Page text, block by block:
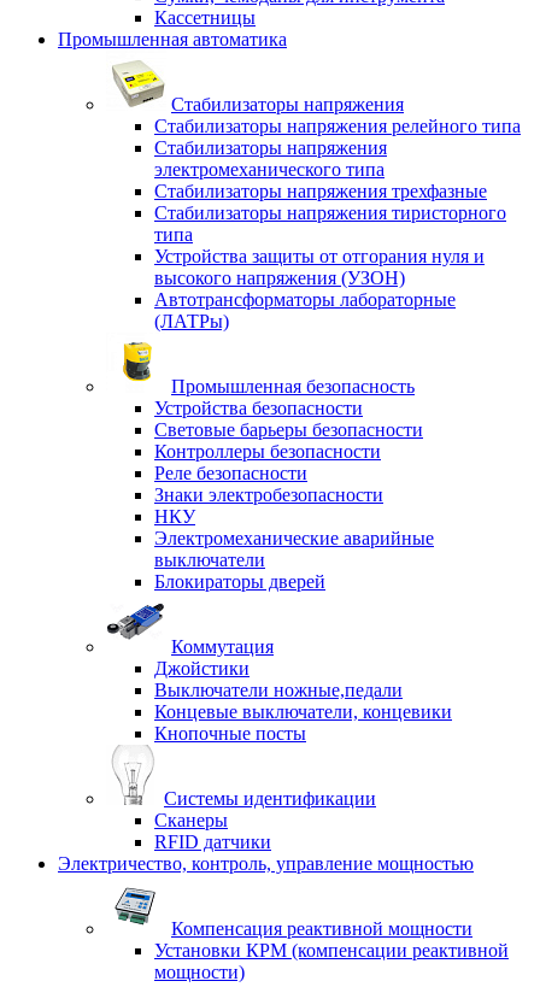
Кассетницы
Промышленная автоматика
Стабилизаторы напряжения
Стабилизаторы напряжения релейного типа
Стабилизаторы напряжения
электромеханического типа
Стабилизаторы напряжения трехфазные
Стабилизаторы напряжения тиристорного
типа
Устройства защиты от отгорания нуля и
высокого напряжения (УЗОН)
Автотрансформаторы лабораторные
(ЛАТРы)
Промышленная безопасность
Устройства безопасности
Световые барьеры безопасности
Контроллеры безопасности
Реле безопасности
Знаки электробезопасности
НКУ
Электромеханические аварийные
выключатели
Блокираторы дверей
Коммутация
Джойстики
Выключатели ножные,педали
Концевые выключатели, концевики
Кнопочные посты
Системы идентификации
Сканеры
RFID датчики
Электричество, контроль, управление мощностью
Компенсация реактивной мощности
Установки КРМ (компенсации реактивной
мощности)